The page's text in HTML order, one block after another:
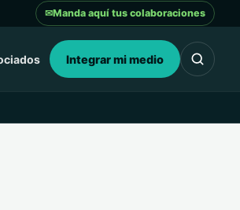
✉Manda aquí tus colaboraciones
Integrar mi medio